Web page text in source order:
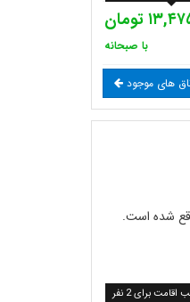
تومان
با صبحانه
های موجود
شده است.